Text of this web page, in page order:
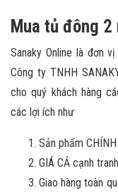
Mua tủ đông
Sanaky Online là đơn
Công ty TNHH
cho quý khách hàng
các lợi ích như
Sản phẩm
GIÁ CẢ cạnh
Giao hàng toàn